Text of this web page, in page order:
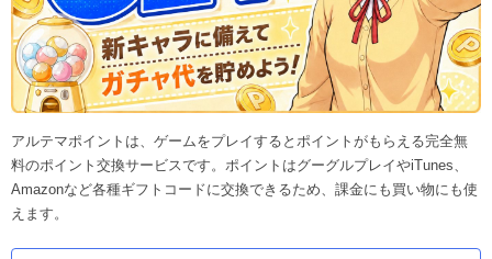
アルテマポイントは、ゲームをプレイするとポイントがもらえる完全無
料のポイント交換サービスです。ポイントはグーグルプレイやiTunes、
Amazonなど各種ギフトコードに交換できるため、課金にも買い物にも使
えます。